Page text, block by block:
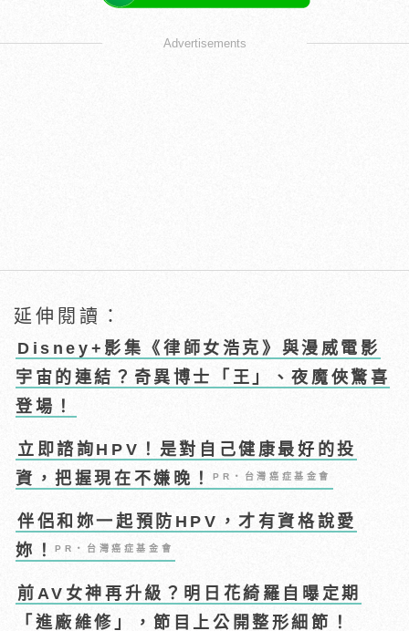
Advertisements
延伸閱讀：
Disney+影集《律師女浩克》與漫威電影
宇宙的連結？奇異博士「王」、夜魔俠驚喜
登場！
立即諮詢HPV！是對自己健康最好的投
資，把握現在不嫌晚！PR・台灣癌症基金會
伴侶和妳一起預防HPV，才有資格說愛
妳！PR・台灣癌症基金會
前AV女神再升級？明日花綺羅自曝定期
「進廠維修」，節目上公開整形細節！